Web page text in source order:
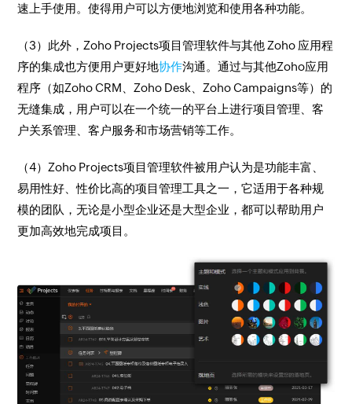
速上手使用。使得用户可以方便地浏览和使用各种功能。
（3）此外，Zoho Projects项目管理软件与其他 Zoho 应用程
序的集成也方便用户更好地协作沟通。通过与其他Zoho应用
程序（如Zoho CRM、Zoho Desk、Zoho Campaigns等）的
无缝集成，用户可以在一个统一的平台上进行项目管理、客
户关系管理、客户服务和市场营销等工作。
（4）Zoho Projects项目管理软件被用户认为是功能丰富、
易用性好、性价比高的项目管理工具之一，它适用于各种规
模的团队，无论是小型企业还是大型企业，都可以帮助用户
更加高效地完成项目。